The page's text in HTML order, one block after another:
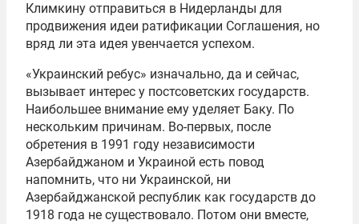
Климкину отправиться в Нидерланды для
продвижения идеи ратификации Соглашения, но
вряд ли эта идея увенчается успехом.
«Украинский ребус» изначально, да и сейчас,
вызывает интерес у постсоветских государств.
Наибольшее внимание ему уделяет Баку. По
нескольким причинам. Во-первых, после
обретения в 1991 году независимости
Азербайджаном и Украиной есть повод
напомнить, что ни Украинской, ни
Азербайджанской республик как государств до
1918 года не существовало. Потом они вместе,